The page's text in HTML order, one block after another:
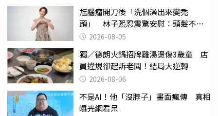
尪腦瘤開刀後「洗個澡出來變禿
頭」 林子熙忍震驚安慰：頭髮不重
要 2026-08-05
獨／德朗火鍋招牌雞湯燙傷3歲童 店
員違規卻起訴老闆！結局大逆轉
2026-08-06
不是AI！他「沒脖子」畫面瘋傳 真相
曝光網看呆